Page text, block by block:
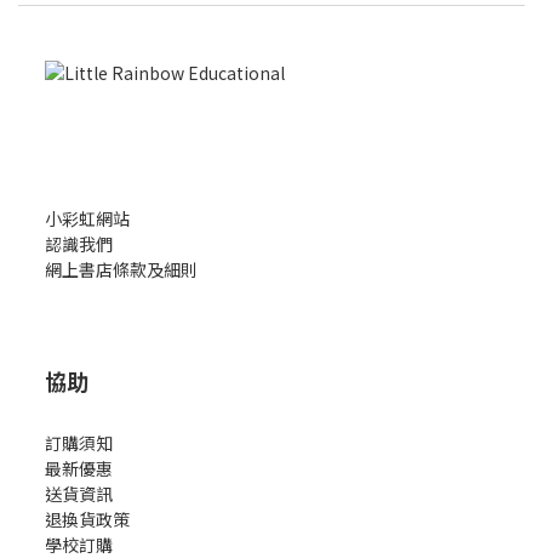
小彩虹網站
認識我們
網上書店條款及細則
協助
訂購須知
最新優惠
送貨資訊
退換貨政策
學校訂購